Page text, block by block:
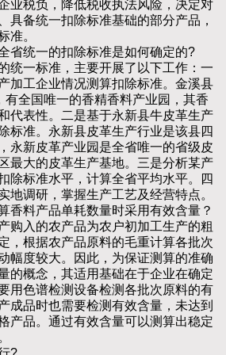
业税负，降低税收执法风险，决定对
具备统一扣除标准基础的部分产品，
准。
统一的扣除标准是如何确定的?
一标准，主要开展了以下工作：一
加工企业情况测算扣除标准。金溪县
有全国唯一的香精香料产业园，其香
代表性。二是基于永新县牛皮革生产
标准。永新县皮革生产行业是该县四
永新皮革产业园是全省唯一的省级皮
最大的皮革生产基地。三是分析某产
除标准水平，计算全省平均水平。四
地调研，掌握生产工艺及经营特点。
料产品单耗数量时采用有效含量？
入的农产品为农户初加工生产的粗
，根据农产品原料的毛重计算各批次
幅度较大。因此，为保证测算的准确
的概念，其适用基础在于企业在确定
用色谱检测设备检测各批次原料的有
成品时也需要检测有效含量，未达到
产品。通过有效含量可以测算出稳定